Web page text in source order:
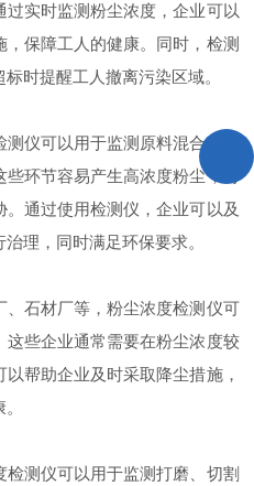
实时监测粉尘浓度，企业可以
保障工人的健康。同时，检测
时提醒工人撤离污染区域。
可以用于监测原料混合、干
环节容易产生高浓度粉尘，对
通过使用检测仪，企业可以及
理，同时满足环保要求。
石材厂等，粉尘浓度检测仪可
这些企业通常需要在粉尘浓度较
帮助企业及时采取降尘措施，
测仪可以用于监测打磨、切割